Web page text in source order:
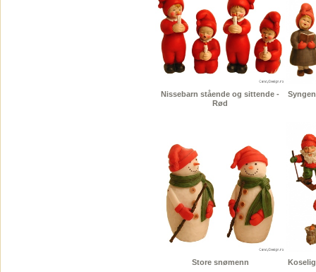
Nissebarn stående og sittende -
Rød
Store snømenn